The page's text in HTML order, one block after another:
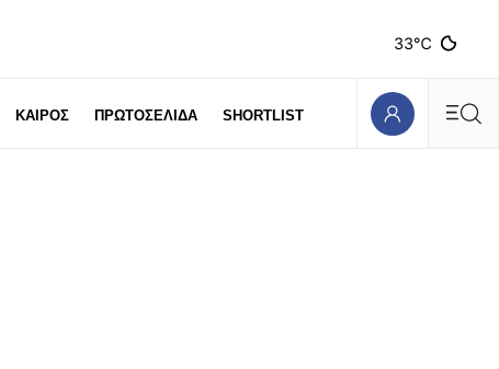
33℃
ΚΑΙΡΟΣ ΠΡΩΤΟΣΕΛΙΔΑ SHORTLIST